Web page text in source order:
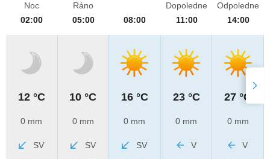
Noc
02:00
12 °C
0 mm
SV
Ráno
05:00
10 °C
0 mm
SV
08:00
16 °C
0 mm
SV
Dopoledne
11:00
23 °C
0 mm
V
Odpoledne
14:00
27 °C
0 mm
V